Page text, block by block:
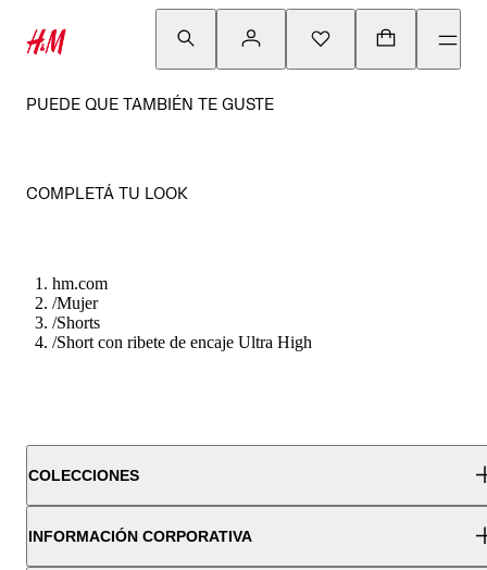
PUEDE QUE TAMBIÉN TE GUSTE
COMPLETÁ TU LOOK
hm.com
/Mujer
/Shorts
/Short con ribete de encaje Ultra High
COLECCIONES
INFORMACIÓN CORPORATIVA